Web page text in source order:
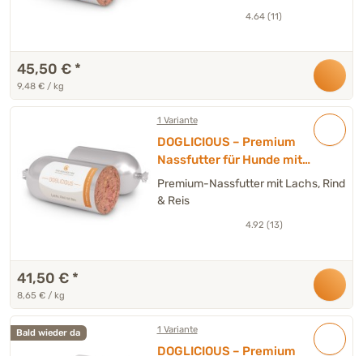
4.64 (11)
45,50 € *
9,48 € / kg
1 Variante
DOGLICIOUS – Premium
Nassfutter für Hunde mit
Lachs, Rind & Reis – 6 x
Wurst à 800 g
Premium-Nassfutter mit Lachs, Rind
& Reis
4.92 (13)
41,50 € *
8,65 € / kg
Bald wieder da 1 Variante
DOGLICIOUS – Premium